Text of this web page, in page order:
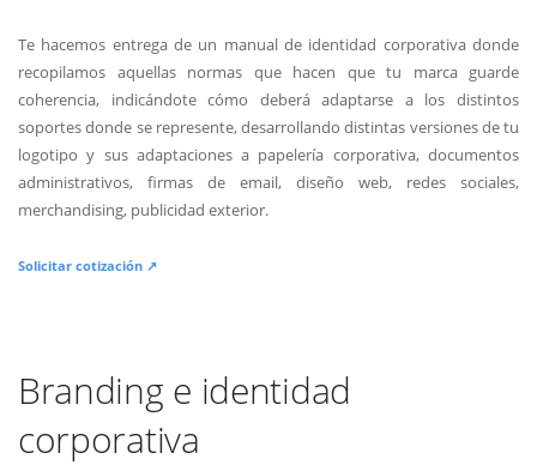
Te hacemos entrega de un manual de identidad corporativa donde
recopilamos aquellas normas que hacen que tu marca guarde
coherencia, indicándote cómo deberá adaptarse a los distintos
soportes donde se represente, desarrollando distintas versiones de tu
logotipo y sus adaptaciones a papelería corporativa, documentos
administrativos, firmas de email, diseño web, redes sociales,
merchandising, publicidad exterior.
Solicitar cotización ↗
Branding e identidad
corporativa